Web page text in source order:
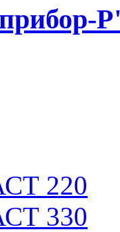
220
330